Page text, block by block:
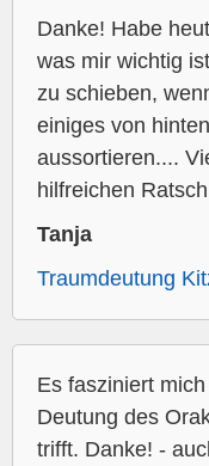
Danke! Habe
was mir wichtig
zu schieben,
einiges von
aussortieren....
hilfreichen
Tanja
Traumdeutung
Es fasziniert
Deutung des
trifft. Danke! -